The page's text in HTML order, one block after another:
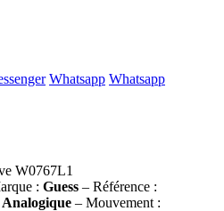
Whatsapp Whatsapp
W0767L1
: Guess – Référence :
Analogique – Mouvement :